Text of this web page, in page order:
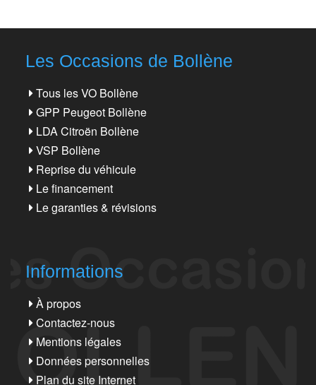
Les Occasions de Bollène
Tous les VO Bollène
GPP Peugeot Bollène
LDA Citroën Bollène
VSP Bollène
Reprise du véhicule
Le financement
Le garanties & révisions
Informations
À propos
Contactez-nous
Mentions légales
Données personnelles
Plan du site Internet